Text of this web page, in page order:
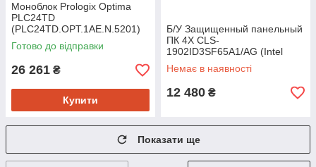
Моноблок Prologix Optima
PLC24TD
(PLC24TD.OPT.1AE.N.5201)
Black
Готово до відправки
26 261 ₴
Купити
Б/У Защищенный панельный
ПК 4X CLS-
1902ID3SF65A1/AG (Intel
Atom D2550/4/32)
Немає в наявності
12 480 ₴
Показати ще